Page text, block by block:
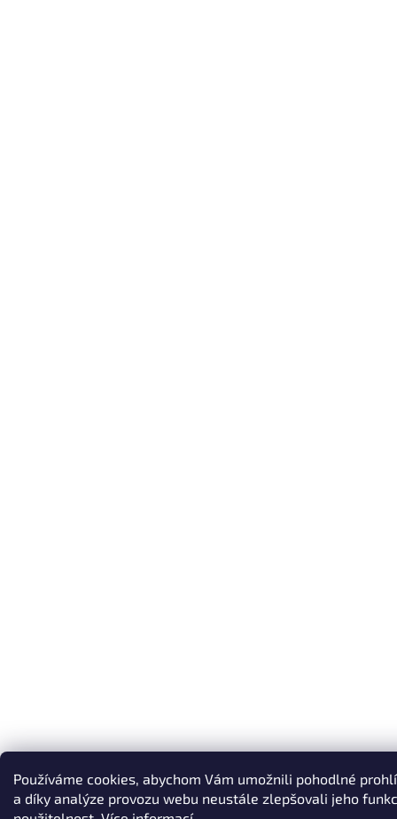
Používáme cookies, abychom Vám umožnili pohodlné
a díky analýze provozu webu neustále zlepšovali jeho